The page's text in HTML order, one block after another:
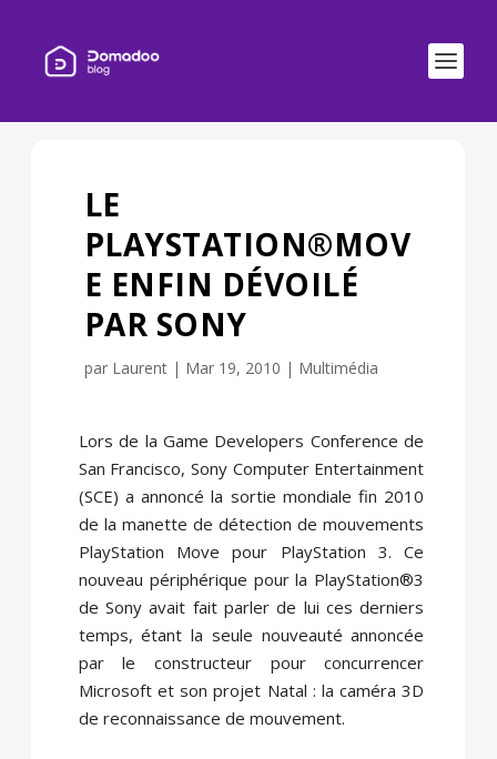
LE
PLAYSTATION®MOV
E ENFIN DÉVOILÉ
PAR SONY
par Laurent| Mar 19, 2010 | Multimédia
Lors de la Game Developers Conference de
San Francisco, Sony Computer Entertainment
(SCE) a annoncé la sortie mondiale fin 2010
de la manette de détection de mouvements
PlayStation Move pour PlayStation 3. Ce
nouveau périphérique pour la PlayStation®3
de Sony avait fait parler de lui ces derniers
temps, étant la seule nouveauté annoncée
par le constructeur pour concurrencer
Microsoft et son projet Natal : la caméra 3D
de reconnaissance de mouvement.